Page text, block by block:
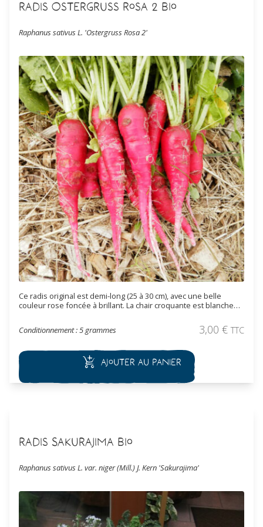
Radis Ostergruss Rosa 2 Bio
Raphanus sativus L. 'Ostergruss Rosa 2'
Ce radis original est demi-long (25 à 30 cm), avec une belle
couleur rose foncée à brillant. La chair croquante est blanche
Conditionnement : 5 grammes
3,00 € TTC
Ajouter au panier
Radis Sakurajima Bio
Raphanus sativus L. var. niger (Mill.) J. Kern 'Sakurajima'